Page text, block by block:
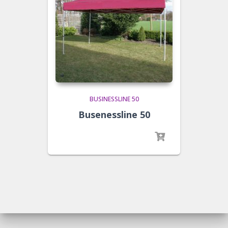
BUSINESSLINE 50
Busenessline 50